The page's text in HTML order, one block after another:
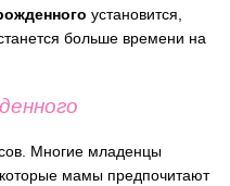
установится,
больше времени на
Многие младенцы
мамы предпочитают